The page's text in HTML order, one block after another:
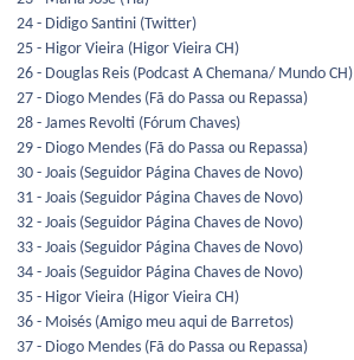
24 - Didigo Santini (Twitter)
25 - Higor Vieira (Higor Vieira CH)
26 - Douglas Reis (Podcast A Chemana/ Mundo CH)
27 - Diogo Mendes (Fã do Passa ou Repassa)
28 - James Revolti (Fórum Chaves)
29 - Diogo Mendes (Fã do Passa ou Repassa)
30 - Joais (Seguidor Página Chaves de Novo)
31 - Joais (Seguidor Página Chaves de Novo)
32 - Joais (Seguidor Página Chaves de Novo)
33 - Joais (Seguidor Página Chaves de Novo)
34 - Joais (Seguidor Página Chaves de Novo)
35 - Higor Vieira (Higor Vieira CH)
36 - Moisés (Amigo meu aqui de Barretos)
37 - Diogo Mendes (Fã do Passa ou Repassa)